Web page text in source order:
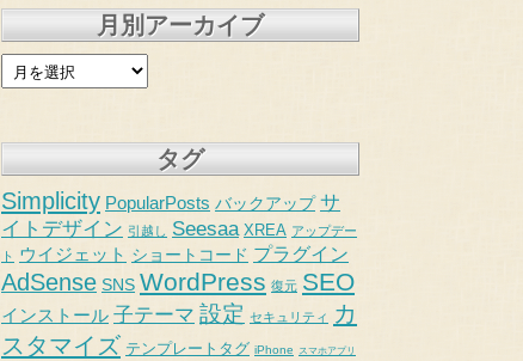
月別アーカイブ
タグ
Simplicity PopularPosts バックアップ サ
イトデザイン 引越し Seesaa XREA アップデー
ト ウイジェット ショートコード プラグイン
AdSense SNS WordPress 復元 SEO
インストール 子テーマ 設定 セキュリティ
カ
スタマイズ テンプレートタグ iPhone スマホアプリ